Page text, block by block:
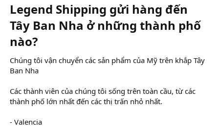
Legend Shipping gửi hàng đến
Tây Ban Nha ở những thành phố
nào?
Chúng tôi vận chuyển các sản phẩm của Mỹ trên khắp Tây
Ban Nha
Các thành viên của chúng tôi sống trên toàn cầu, từ các
thành phố lớn nhất đến các thị trấn nhỏ nhất.
- Valencia